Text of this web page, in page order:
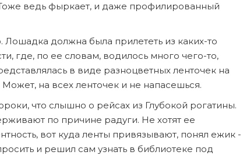
ведь фыркает, и даже профилированный
должна была прилететь из каких-то
где, по ее словам, водилось много чего-то,
в виде разноцветных ленточек на
на всех ленточек и не напасешься.
что слышно о рейсах из Глубокой рогатины.
по причине радуги. Не хотят ее
вот куда ленты привязывают, понял ежик -
и решил сам узнать в библиотеке под